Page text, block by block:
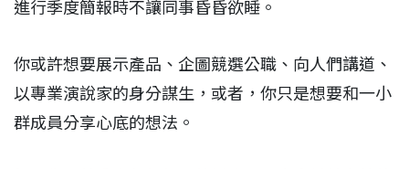
進行季度簡報時不讓同事昏昏欲睡。
你或許想要展示產品、企圖競選公職、向人們講道、
以專業演說家的身分謀生，或者，你只是想要和一小
群成員分享心底的想法。